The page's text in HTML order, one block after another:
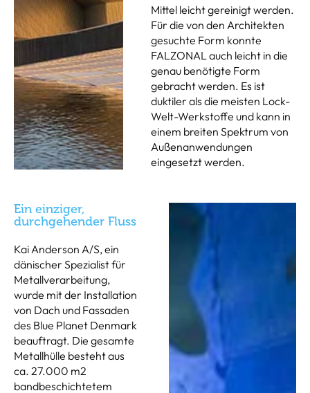
Mittel leicht gereinigt werden.
Für die von den Architekten
gesuchte Form konnte
FALZONAL auch leicht in die
genau benötigte Form
gebracht werden. Es ist
duktiler als die meisten Lock-
Welt-Werkstoffe und kann in
einem breiten Spektrum von
Außenanwendungen
eingesetzt werden.
Ein einziger,
durchgehender Fluss
Kai Anderson A/S, ein
dänischer Spezialist für
Metallverarbeitung,
wurde mit der Installation
von Dach und Fassaden
des Blue Planet Denmark
beauftragt. Die gesamte
Metallhülle besteht aus
ca. 27.000 m2
bandbeschichtetem